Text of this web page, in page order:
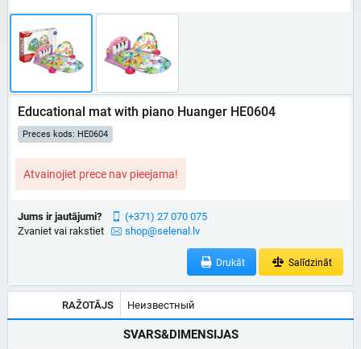
Educational mat with piano Huanger HE0604
Preces kods: HE0604
Atvainojiet prece nav pieejama!
Jums ir jautājumi?
Zvaniet vai rakstiet
(+371) 27 070 075
shop@selenal.lv
Drukāt Salīdzināt
RAŽOTĀJS Неизвестный
SVARS&DIMENSIJAS